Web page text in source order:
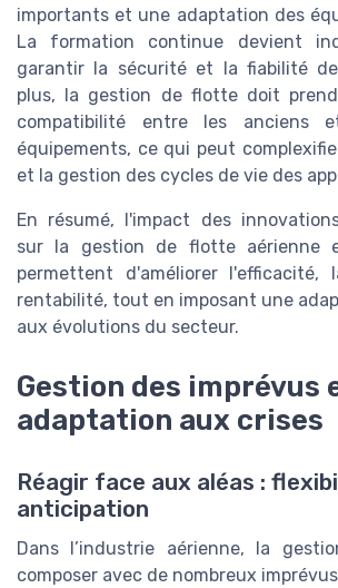
importants et une adaptation des
La formation continue devient
garantir la sécurité et la fiabilité
plus, la gestion de flotte doit
compatibilité entre les anciens
équipements, ce qui peut
et la gestion des cycles de vie des
En résumé, l'impact des
sur la gestion de flotte aérienne
permettent d'améliorer
rentabilité, tout en imposant une
aux évolutions du secteur.
Gestion des imprévus
adaptation aux crises
Réagir face aux aléas :
anticipation
Dans l’industrie aérienne, la
composer avec de nombreux